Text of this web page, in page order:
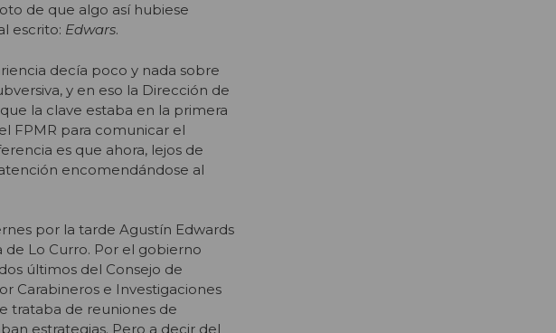
de que algo así hubiese
escrito: Edwars.
decía poco y nada sobre
y en eso la Dirección de
la clave estaba en la primera
FPMR para comunicar el
es que ahora, lejos de
encomendándose al
por la tarde Agustín Edwards
de Lo Curro. Por el gobierno
últimos del Consejo de
Carabineros e Investigaciones
trataba de reuniones de
estrategias. Pero a decir del